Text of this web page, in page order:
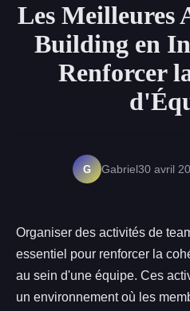
Les Meilleures
Building en
Renforcer
G Gabriel30 avril
Organiser des activités de
essentiel pour renforcer la
au sein d'une équipe. Ces
un environnement où les